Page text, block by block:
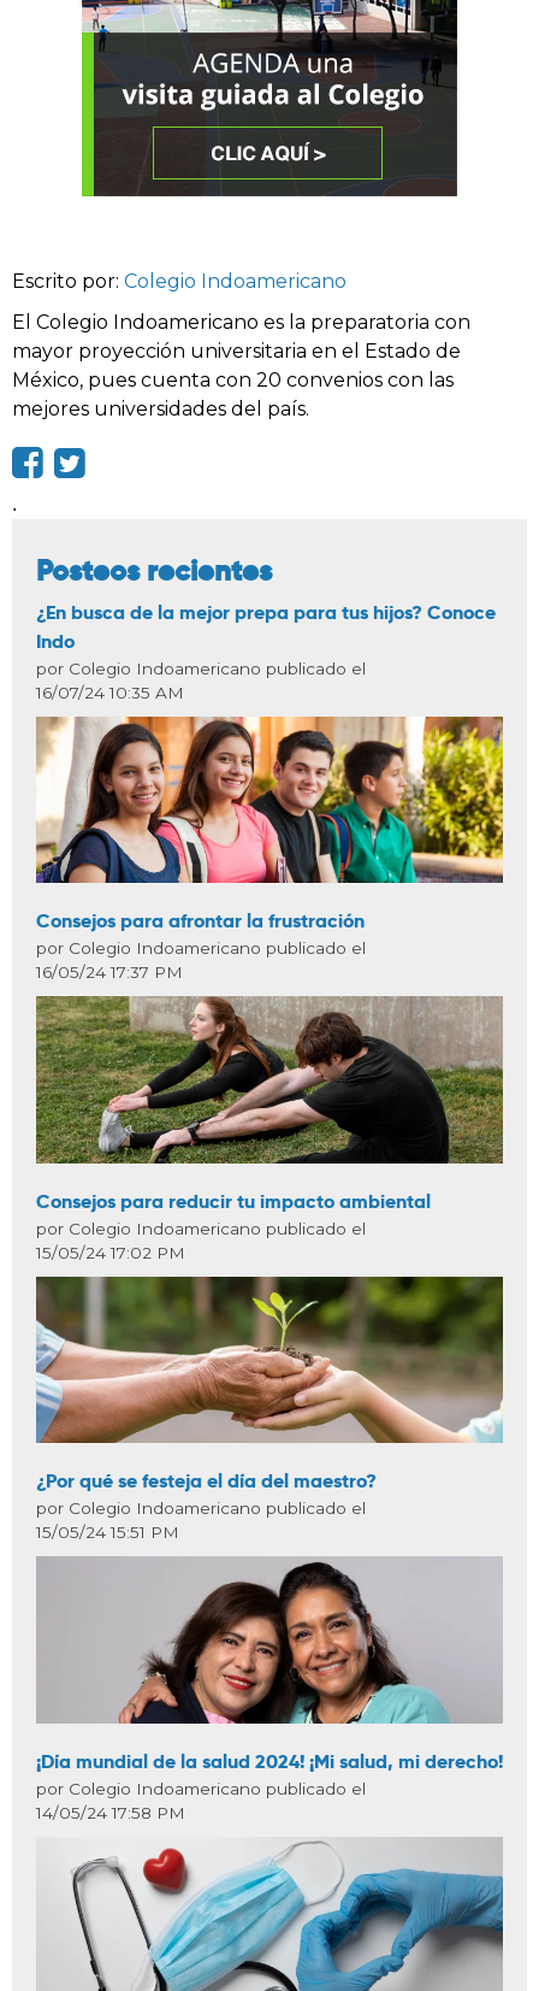
Escrito por: Colegio Indoamericano
El Colegio Indoamericano es la preparatoria con
mayor proyección universitaria en el Estado de
México, pues cuenta con 20 convenios con las
mejores universidades del país.
.
Posteos recientes
¿En busca de la mejor prepa para tus hijos? Conoce
Indo
por Colegio Indoamericano publicado el
16/07/24 10:35 AM
Consejos para afrontar la frustración
por Colegio Indoamericano publicado el
16/05/24 17:37 PM
Consejos para reducir tu impacto ambiental
por Colegio Indoamericano publicado el
15/05/24 17:02 PM
¿Por qué se festeja el día del maestro?
por Colegio Indoamericano publicado el
15/05/24 15:51 PM
¡Día mundial de la salud 2024! ¡Mi salud, mi derecho!
por Colegio Indoamericano publicado el
14/05/24 17:58 PM